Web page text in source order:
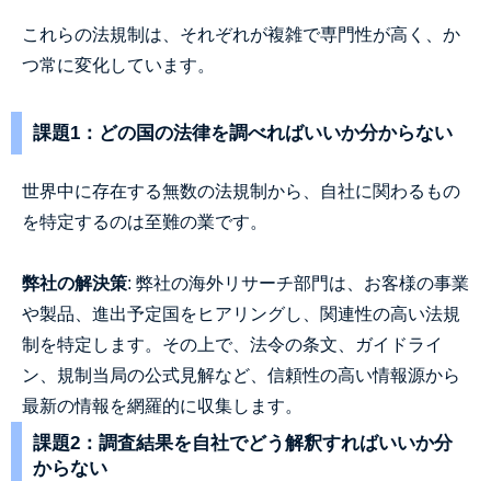
これらの法規制は、それぞれが複雑で専門性が高く、か
つ常に変化しています。
課題1：どの国の法律を調べればいいか分からない
世界中に存在する無数の法規制から、自社に関わるもの
を特定するのは至難の業です。
弊社の解決策: 弊社の海外リサーチ部門は、お客様の事業
や製品、進出予定国をヒアリングし、関連性の高い法規
制を特定します。その上で、法令の条文、ガイドライ
ン、規制当局の公式見解など、信頼性の高い情報源から
最新の情報を網羅的に収集します。
課題2：調査結果を自社でどう解釈すればいいか分
からない